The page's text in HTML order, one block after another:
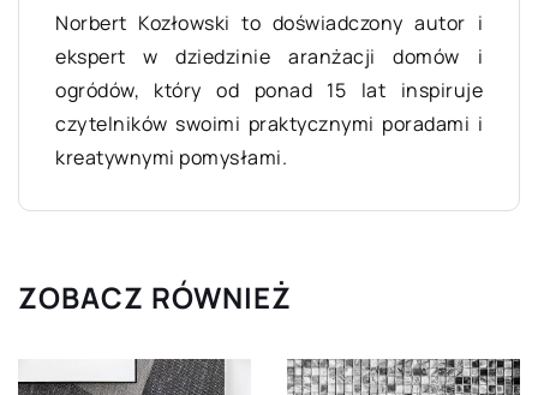
Norbert Kozłowski to doświadczony autor i
ekspert w dziedzinie aranżacji domów i
ogródów, który od ponad 15 lat inspiruje
czytelników swoimi praktycznymi poradami i
kreatywnymi pomysłami.
ZOBACZ RÓWNIEŻ